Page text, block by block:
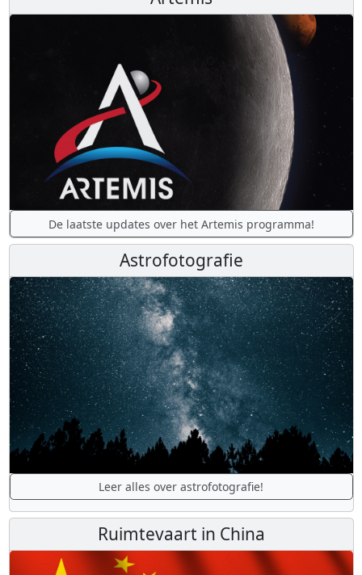
De laatste updates over het Artemis programma!
Astrofotografie
Leer alles over astrofotografie!
Ruimtevaart in China